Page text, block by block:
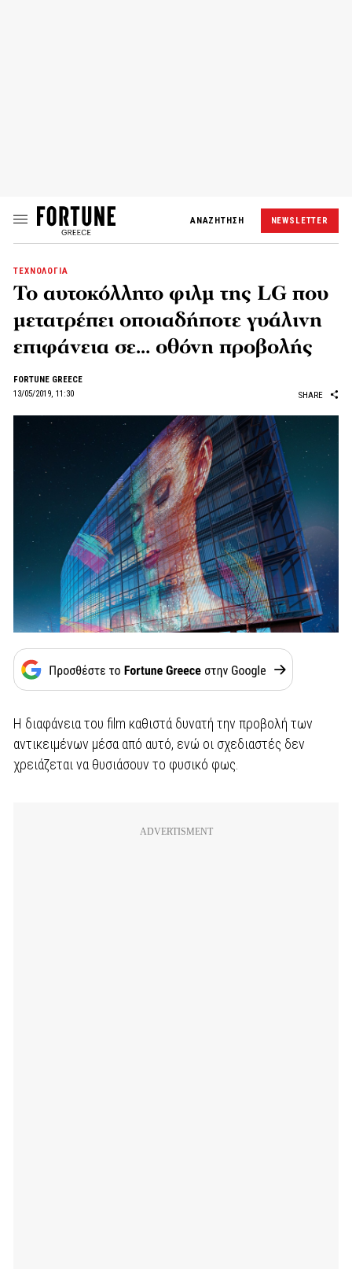
ΑΝΑΖΗΤΗΣΗ NEWSLETTER
ΤΕΧΝΟΛΟΓΙΑ
Το αυτοκόλλητο φιλμ της LG που
μετατρέπει οποιαδήποτε γυάλινη
επιφάνεια σε… οθόνη προβολής
FORTUNE GREECE
13/05/2019, 11:30
SHARE
Η διαφάνεια του film καθιστά δυνατή την προβολή των
αντικειμένων μέσα από αυτό, ενώ οι σχεδιαστές δεν
χρειάζεται να θυσιάσουν το φυσικό φως.